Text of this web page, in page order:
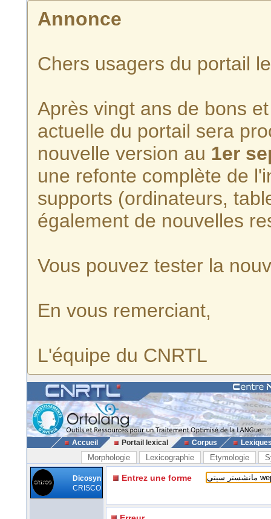
Annonce
Chers usagers du portail
Après vingt ans de bons
actuelle du portail sera
nouvelle version au 1er
une refonte complète de
supports (ordinateurs,
également de nouvelles
Vous pouvez tester la
En vous remerciant,
L'équipe du CNRTL
Accueil Portail lexical Corpus
Morphologie Lexicographie Etymologie
Dicosyn
CRISCO
Entrez une forme